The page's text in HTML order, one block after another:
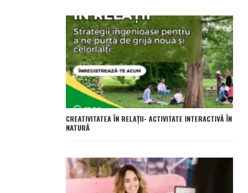
CREATIVITATEA ÎN RELAȚII- ACTIVITATE INTERACTIVĂ ÎN
NATURĂ